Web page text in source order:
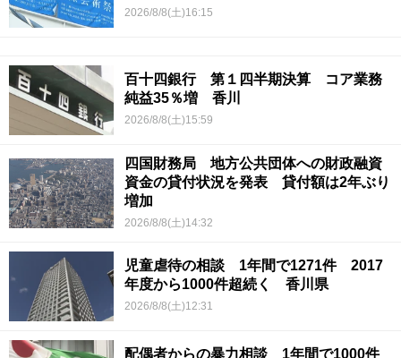
2026/8/8(土)16:15
百十四銀行 第１四半期決算 コア業務
純益35％増 香川
2026/8/8(土)15:59
四国財務局 地方公共団体への財政融資
資金の貸付状況を発表 貸付額は2年ぶり
増加
2026/8/8(土)14:32
児童虐待の相談 1年間で1271件 2017
年度から1000件超続く 香川県
2026/8/8(土)12:31
配偶者からの暴力相談 1年間で1000件